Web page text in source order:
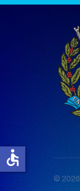
© 2026
accessible